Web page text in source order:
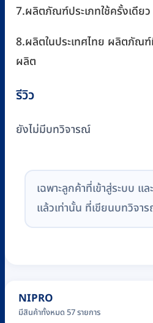
7.ผลิตภัณฑ์ประเภทใช้ครั้งเดียว
8.ผลิตในประเทศไทย ผลิตภัณ
ผลิต
รีวิว
ยังไม่มีบทวิจารณ์
เฉพาะลูกค้าที่เข้าสู่ระบบ แ
แล้วเท่านั้น ที่เขียนบทวิจา
NIPRO
มีสินค้าทั้งหมด 57 รายการ